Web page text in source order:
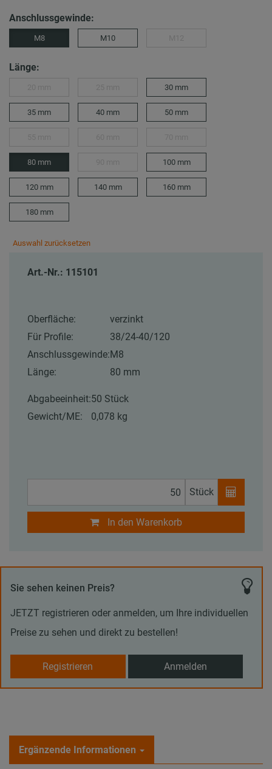
Anschlussgewinde:
M8 M10
Länge:
30 mm
35 mm 40 mm 50 mm
80 mm 100 mm
120 mm 140 mm 160 mm
180 mm
Auswahl zurücksetzen
Art.-Nr.: 115101
Oberfläche:
verzinkt
Für Profile:
38/24-40/120
Anschlussgewinde:M8
Länge:
80 mm
Abgabeeinheit:50 Stück
Gewicht/ME:
0,078 kg
Stück
In den Warenkorb
Sie sehen keinen Preis?
JETZT registrieren oder anmelden, um Ihre individuellen
Preise zu sehen und direkt zu bestellen!
Registrieren Anmelden
Ergänzende Informationen